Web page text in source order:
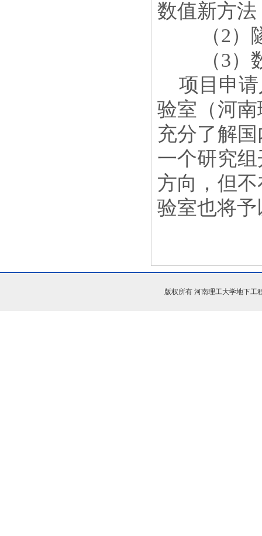
数值新方法
（2）
（3）
项目申
验室 （河南
充分了解
一个研究
方向，但
验室也将
版权所有 河南理工大学地下工